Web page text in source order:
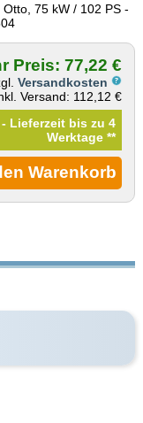
75 kW / 102 PS -
Preis: 77,22 €
Versandkosten
Versand: 112,12 €
Lieferzeit bis zu 4
Werktage**